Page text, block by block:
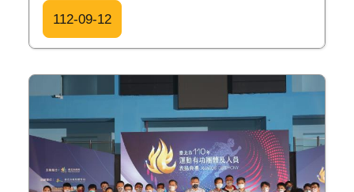
112-09-12